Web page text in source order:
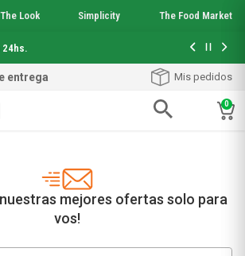
Look Simplicity The Food Market
24hs. Hasta 6
entrega Mis pedidos
0
nuestras mejores ofertas solo para
vos!
crema facial